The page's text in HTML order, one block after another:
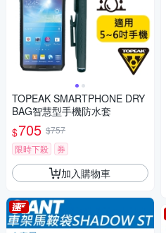
TOPEAK SMARTPHONE DRY
BAG智慧型手機防水套
$705 $757
限時下殺
券
加入購物車